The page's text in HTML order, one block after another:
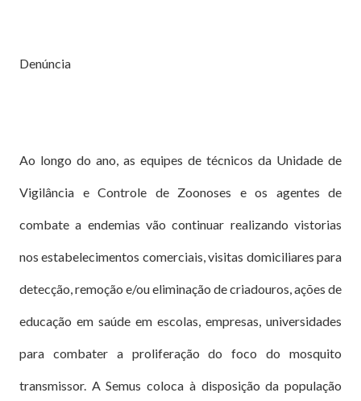
Denúncia
Ao longo do ano, as equipes de técnicos da Unidade de
Vigilância e Controle de Zoonoses e os agentes de
combate a endemias vão continuar realizando vistorias
nos estabelecimentos comerciais, visitas domiciliares para
detecção, remoção e/ou eliminação de criadouros, ações de
educação em saúde em escolas, empresas, universidades
para combater a proliferação do foco do mosquito
transmissor. A Semus coloca à disposição da população